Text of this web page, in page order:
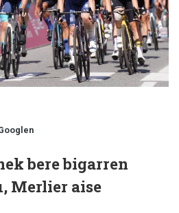
bere bigarren
Merlier aise